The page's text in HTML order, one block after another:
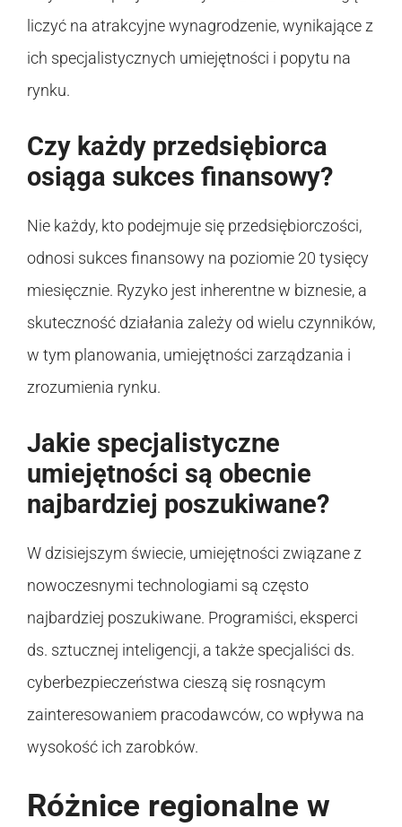
liczyć na atrakcyjne wynagrodzenie, wynikające z
ich specjalistycznych umiejętności i popytu na
rynku.
Czy każdy przedsiębiorca
osiąga sukces finansowy?
Nie każdy, kto podejmuje się przedsiębiorczości,
odnosi sukces finansowy na poziomie 20 tysięcy
miesięcznie. Ryzyko jest inherentne w biznesie, a
skuteczność działania zależy od wielu czynników,
w tym planowania, umiejętności zarządzania i
zrozumienia rynku.
Jakie specjalistyczne
umiejętności są obecnie
najbardziej poszukiwane?
W dzisiejszym świecie, umiejętności związane z
nowoczesnymi technologiami są często
najbardziej poszukiwane. Programiści, eksperci
ds. sztucznej inteligencji, a także specjaliści ds.
cyberbezpieczeństwa cieszą się rosnącym
zainteresowaniem pracodawców, co wpływa na
wysokość ich zarobków.
Różnice regionalne w